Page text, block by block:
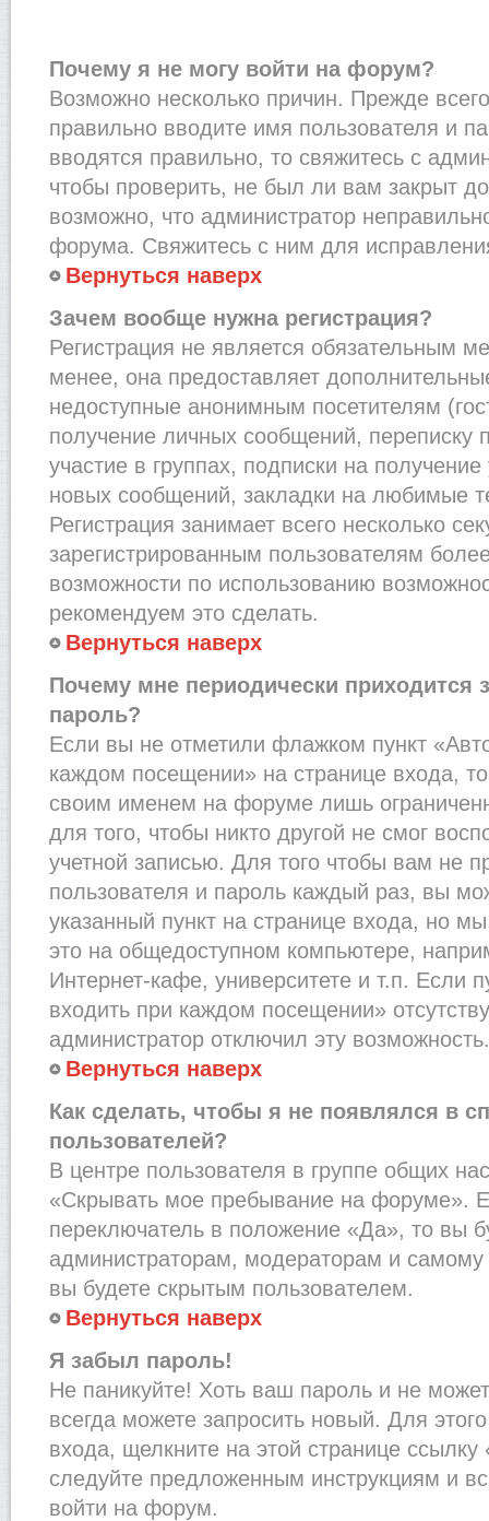
Почему я не могу войти на форум?
Возможно несколько причин. Прежде
правильно вводите имя пользователя и
вводятся правильно, то свяжитесь с
чтобы проверить, не был ли вам закрыт
возможно, что администратор
форума. Свяжитесь с ним для
Вернуться наверх
Зачем вообще нужна регистрация?
Регистрация не является обязательным
менее, она предоставляет
недоступные анонимным посетителям
получение личных сообщений, переписку
участие в группах, подписки на
новых сообщений, закладки на любимые
Регистрация занимает всего несколько
зарегистрированным пользователям
возможности по использованию
рекомендуем это сделать.
Вернуться наверх
Почему мне периодически приходится
пароль?
Если вы не отметили флажком пункт
каждом посещении» на странице входа,
своим именем на форуме лишь
для того, чтобы никто другой не смог
учетной записью. Для того чтобы вам не
пользователя и пароль каждый раз, вы
указанный пункт на странице входа, но
это на общедоступном компьютере,
Интернет-кафе, университете и т.п. Если
входить при каждом посещении»
администратор отключил эту возможность.
Вернуться наверх
Как сделать, чтобы я не появлялся в
пользователей?
В центре пользователя в группе общих
«Скрывать мое пребывание на форуме».
переключатель в положение «Да», то вы
администраторам, модераторам и
вы будете скрытым пользователем.
Вернуться наверх
Я забыл пароль!
Не паникуйте! Хоть ваш пароль и не
всегда можете запросить новый. Для
входа, щелкните на этой странице
следуйте предложенным инструкциям и
войти на форум.